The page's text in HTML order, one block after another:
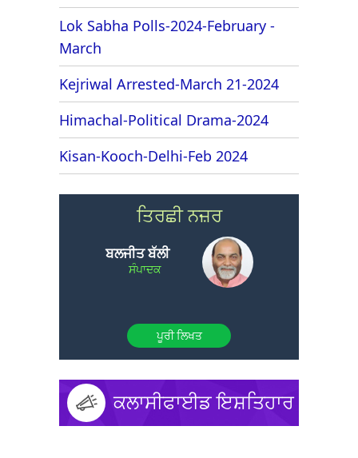
Lok Sabha Polls-2024-February -
March
Kejriwal Arrested-March 21-2024
Himachal-Political Drama-2024
Kisan-Kooch-Delhi-Feb 2024
ਤਿਰਛੀ ਨਜ਼ਰ
ਬਲਜੀਤ ਬੱਲੀ
ਸੰਪਾਦਕ
ਪੂਰੀ ਲਿਖਤ
ਕਲਾਸੀਫਾਈਡ ਇਸ਼ਤਿਹਾਰ